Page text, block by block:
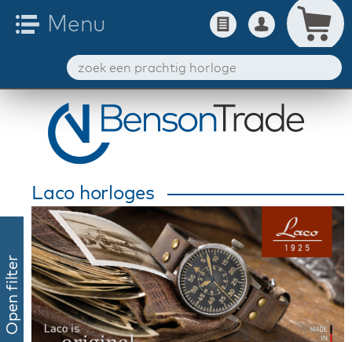
Open filter
Laco horloges